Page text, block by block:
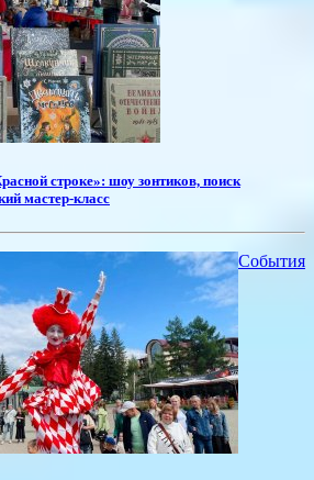
строке»: шоу зонтиков, поиск
мастер-класс
События